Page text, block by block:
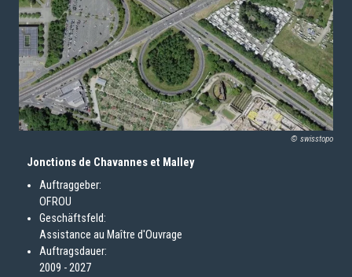
© swisstopo
Jonctions de Chavannes et Malley
Auftraggeber:
OFROU
Geschäftsfeld:
Assistance au Maître d'Ouvrage
Auftragsdauer:
2009 - 2027